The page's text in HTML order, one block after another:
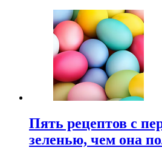
Пять рецептов с
зеленью, чем она